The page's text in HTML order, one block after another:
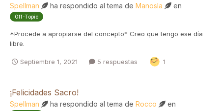
Spellman ha respondido al tema de Manosla en
Off-Topic
*Procede a apropiarse del concepto* Creo que tengo ese día
libre.
Septiembre 1, 2021 5 respuestas 1
¡Felicidades Sacro!
Spellman ha respondido al tema de Rocco en